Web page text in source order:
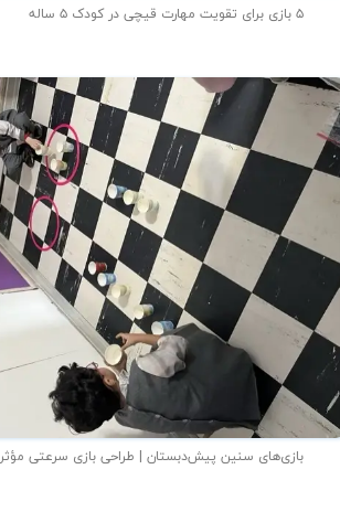
۵ بازی برای تقویت مهارت قیچی در کودک ۵ ساله
بازی‌های سنین پیش‌دبستان | طراحی بازی سرعتی مؤثر